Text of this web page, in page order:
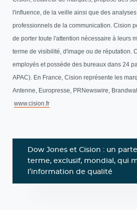
l'influence, de la veille ainsi que des
professionnels de la communication. Cision
de porter toute l'attention nécessaire à leurs
terme de visibilité, d'image ou de réputation.
employés et possède des bureaux dans 24
APAC). En France, Cision représente les
Antenne, Europresse, PRNewswire,
www.cision.fr
Dow Jones et Cision : un
terme, exclusif, mondial, qui
l’information de qualité